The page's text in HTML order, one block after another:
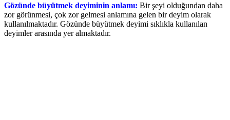
Gözünde büyütmek deyiminin anlamı: Bir şeyi olduğundan daha
zor görünmesi, çok zor gelmesi anlamına gelen bir deyim olarak
kullanılmaktadır. Gözünde büyütmek deyimi sıklıkla kullanılan
deyimler arasında yer almaktadır.